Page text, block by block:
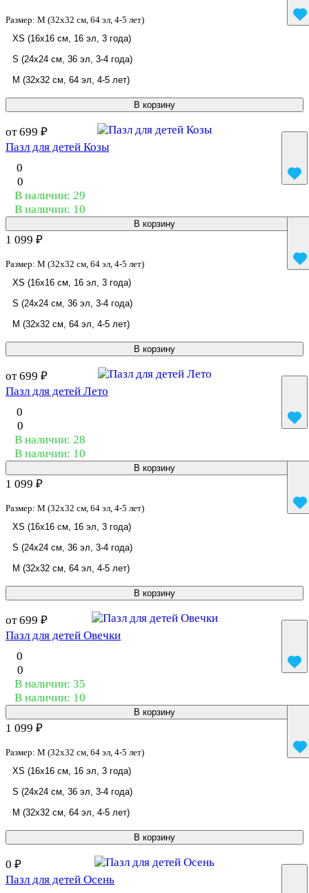
В корзину
Размер: M (32x32 см, 64 эл, 4-5 лет)
XS (16x16 см, 16 эл, 3 года)
S (24x24 см, 36 эл, 3-4 года)
M (32x32 см, 64 эл, 4-5 лет)
от 699 ₽
Пазл для детей Козы
0
0
В наличии: 29
В корзину
В наличии: 10
В корзину
1 099 ₽
Размер: M (32x32 см, 64 эл, 4-5 лет)
XS (16x16 см, 16 эл, 3 года)
S (24x24 см, 36 эл, 3-4 года)
M (32x32 см, 64 эл, 4-5 лет)
от 699 ₽
Пазл для детей Лето
0
0
В наличии: 28
В корзину
В наличии: 10
В корзину
1 099 ₽
Размер: M (32x32 см, 64 эл, 4-5 лет)
XS (16x16 см, 16 эл, 3 года)
S (24x24 см, 36 эл, 3-4 года)
M (32x32 см, 64 эл, 4-5 лет)
от 699 ₽
Пазл для детей Овечки
0
0
В наличии: 35
В корзину
В наличии: 10
В корзину
1 099 ₽
Размер: M (32x32 см, 64 эл, 4-5 лет)
XS (16x16 см, 16 эл, 3 года)
S (24x24 см, 36 эл, 3-4 года)
M (32x32 см, 64 эл, 4-5 лет)
0 ₽
Пазл для детей Осень